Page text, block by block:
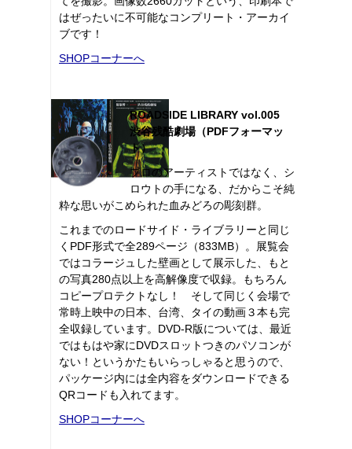
はぜったいに不可能なコンプリート・アーカイ
ブです！
SHOPコーナーへ
ROADSIDE LIBRARY vol.005
渋谷残酷劇場（PDFフォーマッ
ト）
プロのアーティストではなく、シ
ロウトの手になる、だからこそ純
粋な思いがこめられた血みどろの彫刻群。
これまでのロードサイド・ライブラリーと同じ
くPDF形式で全289ページ（833MB）。展覧会
ではコラージュした壁画として展示した、もと
の写真280点以上を高解像度で収録。もちろん
コピープロテクトなし！ そして同じく会場で
常時上映中の日本、台湾、タイの動画３本も完
全収録しています。DVD-R版については、最近
ではもはや家にDVDスロットつきのパソコンが
ない！というかたもいらっしゃると思うので、
パッケージ内には全内容をダウンロードできる
QRコードも入れてます。
SHOPコーナーへ